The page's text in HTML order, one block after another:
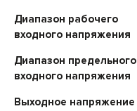
Диапазон рабочего
входного напряжения
Диапазон предельного
входного напряжения
Выходное напряжение